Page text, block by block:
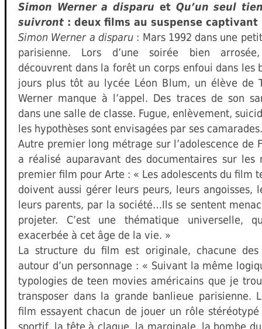
Simon Werner a disparu etQu’un seul
suivront: deux films au suspense captivant
Simon Werner a disparu: Mars 1992 dans une
parisienne. Lors d’une soirée bien
découvrent dans la forêt un corps enfoui dans les
jours plus tôt au lycée Léon Blum, un élève de
Werner manque à l’appel. Des traces de son
dans une salle de classe. Fugue, enlèvement,
les hypothèses sont envisagées par ses camarades.
Autre premier long métrage sur l’adolescence de
a réalisé auparavant des documentaires sur les
premier film pour Arte : « Les adolescents du film
doivent aussi gérer leurs peurs, leurs angoisses,
leurs parents, par la société…Ils se sentent
projeter. C’est une thématique universelle,
exacerbée à cet âge de la vie. »
La structure du film est originale, chacune
autour d’un personnage : « Suivant la même
typologies de teen movies américains que je
transposer dans la grande banlieue parisienne.
film essayent chacun de jouer un rôle
sportif, la tête à claque, la marginale, la bombe